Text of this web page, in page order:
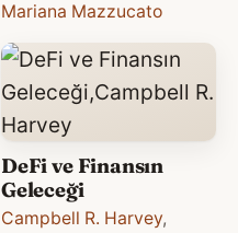
Mariana Mazzucato
DeFi ve Finansın
Geleceği
Campbell R. Harvey,